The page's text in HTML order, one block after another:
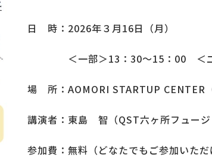
日 時：2026年３月16日（月）
＜一部＞13：30～15：00 ＜
場 所：AOMORI STARTUP CENTER
講演者：東島 智（QST六ヶ所フュー
参加費：無料（どなたでもご参加いただ